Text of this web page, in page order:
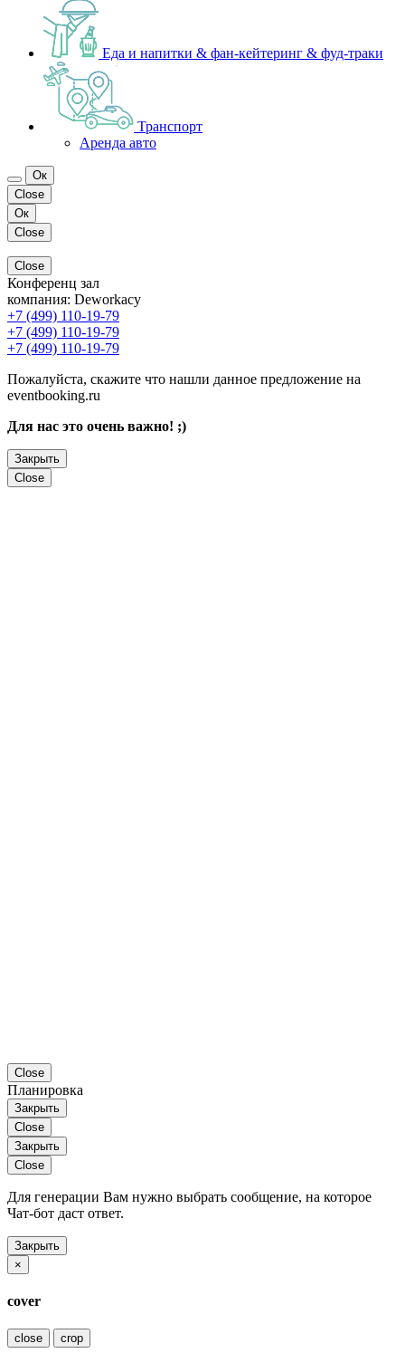
Еда и напитки & фан-кейтеринг & фуд-траки
Транспорт
Аренда авто
Ок
Close
Ок
Close
Close
Конференц зал
компания: Deworkacy
+7 (499) 110-19-79
+7 (499) 110-19-79
+7 (499) 110-19-79
Пожалуйста, скажите что нашли данное предложение на
eventbooking.ru
Для нас это очень важно! ;)
Закрыть
Close
Close
Планировка
Закрыть
Close
Закрыть
Close
Для генерации Вам нужно выбрать сообщение, на которое
Чат-бот даст ответ.
Закрыть
×
cover
close crop